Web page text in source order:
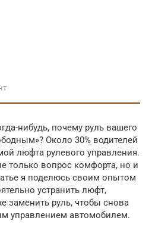
нибудь, почему руль вашего
Около 30% водителей
люфта рулевого управления.
только вопрос комфорта, но и
я поделюсь своим опытом
устранить люфт,
заменить руль, чтобы снова
управлением автомобилем.